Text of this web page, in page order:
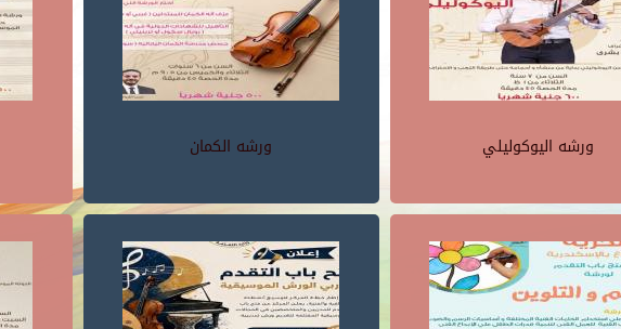
ورشه الكمان ورشه اليوكوليلي